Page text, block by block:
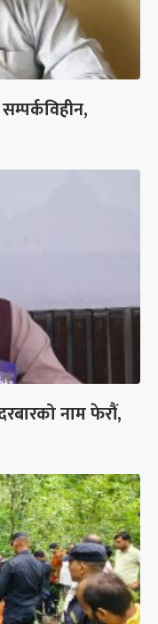
नाम फेरौं,